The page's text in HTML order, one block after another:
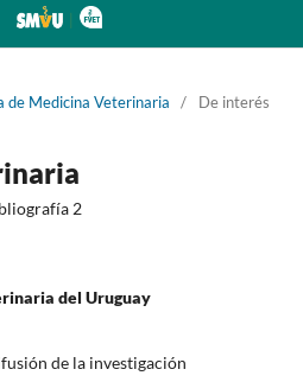
de Medicina Veterinaria
/ De interés
2
del Uruguay
de la investigación